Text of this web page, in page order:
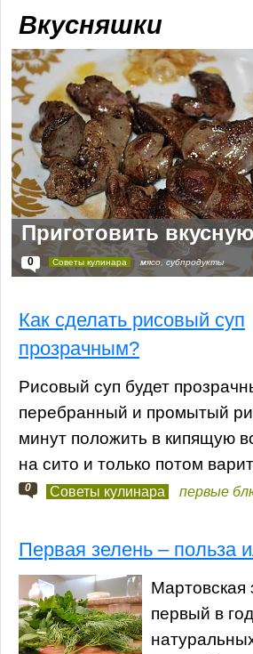
Вкусняшки
Приготовить
0 Советы кулинара мясо,субпродукты
Как сделать рисовый суп
прозрачным?
Рисовый суп будет
перебранный и промытый
минут положить в кипящую
на сито и только потом
0 Советы кулинара первые
Первая зелень – польза
Мартовская
первый в